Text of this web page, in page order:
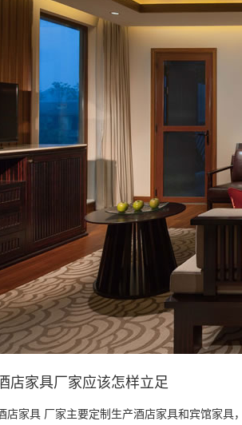
店家具厂家应该怎样立足
店家具 厂家主要定制生产酒店家具和宾馆家